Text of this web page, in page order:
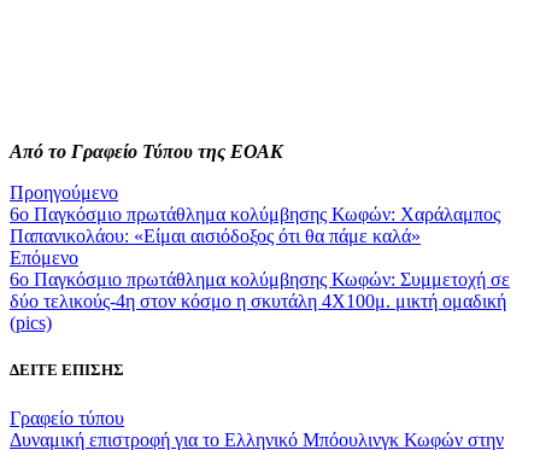
Από το Γραφείο Τύπου της ΕΟΑΚ
Προηγούμενο
6ο Παγκόσμιο πρωτάθλημα κολύμβησης Κωφών: Χαράλαμπος
Παπανικολάου: «Είμαι αισιόδοξος ότι θα πάμε καλά»
Επόμενο
6ο Παγκόσμιο πρωτάθλημα κολύμβησης Κωφών: Συμμετοχή σε
δύο τελικούς-4η στον κόσμο η σκυτάλη 4Χ100μ. μικτή ομαδική
(pics)
ΔΕΙΤΕ ΕΠΙΣΗΣ
Γραφείο τύπου
Δυναμική επιστροφή για το Ελληνικό Μπόουλινγκ Κωφών στην